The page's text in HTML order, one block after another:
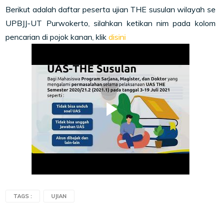
Berikut adalah daftar peserta ujian THE susulan wilayah se
UPBJJ-UT Purwokerto, silahkan ketikan nim pada kolom
pencarian di pojok kanan, klikdisini
TAGS : UJIAN